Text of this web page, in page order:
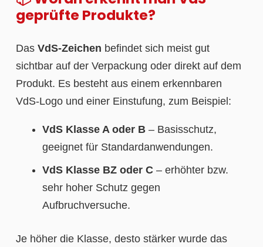
geprüfte Produkte?
Das VdS-Zeichen befindet sich meist gut
sichtbar auf der Verpackung oder direkt auf dem
Produkt. Es besteht aus einem erkennbaren
VdS-Logo und einer Einstufung, zum Beispiel:
VdS Klasse A oder B – Basisschutz,
geeignet für Standardanwendungen.
VdS Klasse BZ oder C – erhöhter bzw.
sehr hoher Schutz gegen
Aufbruchversuche.
Je höher die Klasse, desto stärker wurde das